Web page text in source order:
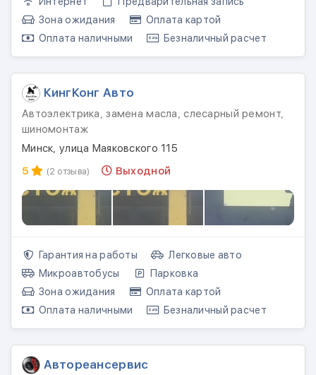
Зона ожидания
Оплата картой
Оплата наличными
Безналичный расчет
КингКонг Авто
Автоэлектрика, замена масла, слесарный ремонт,
шиномонтаж
Минск, улица Маяковского 115
5
(2 отзыва) Выходной
Гарантия на работы
Легковые авто
Микроавтобусы
Парковка
Зона ожидания
Оплата картой
Оплата наличными
Безналичный расчет
Автореансервис